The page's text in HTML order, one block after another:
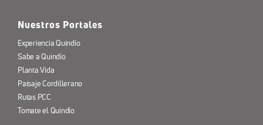
Nuestros Portales
Experiencia Quindío
Sabe a Quindío
Planta Vida
Paisaje Cordillerano
Rutas PCC
Tomate el Quindío